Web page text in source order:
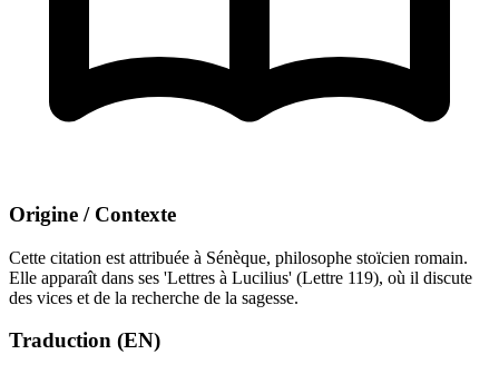
Origine / Contexte
Cette citation est attribuée à Sénèque, philosophe stoïcien romain.
Elle apparaît dans ses 'Lettres à Lucilius' (Lettre 119), où il discute
des vices et de la recherche de la sagesse.
Traduction (EN)